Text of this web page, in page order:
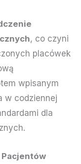
, co czyni
placówek
wpisanym
w codziennej
dla